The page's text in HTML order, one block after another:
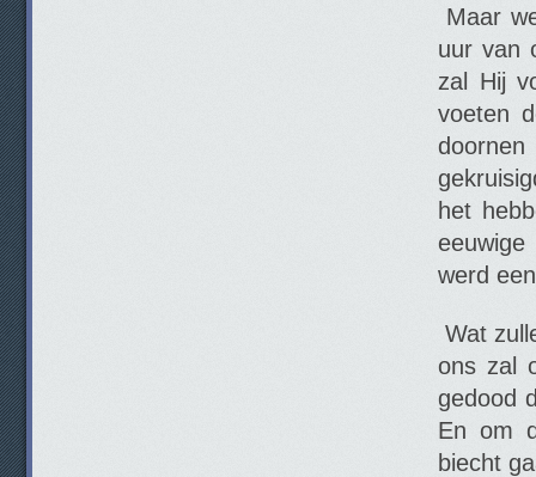
Maar
uur van
zal Hij
voeten
het
werd
Wat
ons zal
gedood
En om
biecht